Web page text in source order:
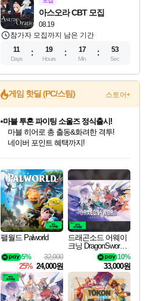
08.19
아스오라 CBT 모집
참가자 모집까지 남은 기간
11
Days
19
Hours
17
Min
51
Sec
게임 핫딜 (PC/스팀) 스토어+
최대 90% 할인가를 만나보세요!
네이버혜택과 함께 만나보세요!
50%할인&추가 적립까지!
마블 투혼 파이팅 소울즈 정식출시!
마블 히어로 총 출동&화려한 격투!
네이버 포인트 혜택까지!
귀무자: 검의 길 예약 판매 중!
10% 할인과
이니&베니 혜택까지!
네이버 혜택가와 함께 예약하세요!
할인&네이버혜택으로 만나보세요!
네이버페이 혜택과 만나보세요!
40주년 프로모션으로 만나보세요!
할인가에 만나보세요!
일부 에디션 상시 할인!
혜택으로 예약 판매 중
편안하게 충전하세요
팰월드 Palworld
32,000
5%
25% 24,000원
드래곤소드 어웨이
크닝 DragonSword A
10%
33,000원